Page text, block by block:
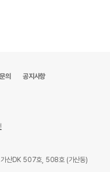
의 공지사항
가산DK 507호, 508호 (가산동)